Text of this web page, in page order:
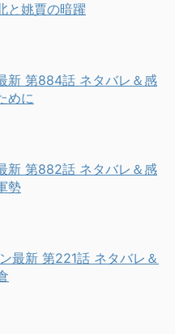
と姚賈の暗躍
新 第884話 ネタバレ＆感
めに
新 第882話 ネタバレ＆感
勢
最新 第221話 ネタバレ＆